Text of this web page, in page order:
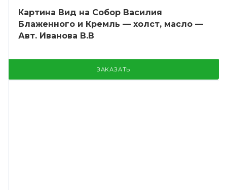
Картина Вид на Собор Василия
Блаженного и Кремль — холст, масло —
Авт. Иванова В.В
ЗАКАЗАТЬ